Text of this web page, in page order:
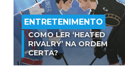
ENTRETENIMENTO
COMO LER ‘HEATED
RIVALRY’ NA ORDEM
CERTA?